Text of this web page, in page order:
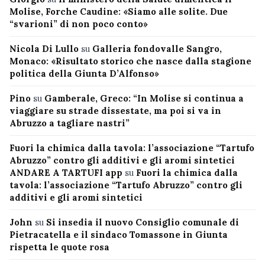
Molise, Forche Caudine: «Siamo alle solite. Due
“svarioni” di non poco conto»
Nicola Di Lullo su Galleria fondovalle Sangro,
Monaco: «Risultato storico che nasce dalla stagione
politica della Giunta D’Alfonso»
Pino su Gamberale, Greco: “In Molise si continua a
viaggiare su strade dissestate, ma poi si va in
Abruzzo a tagliare nastri”
Fuori la chimica dalla tavola: l’associazione “Tartufo
Abruzzo” contro gli additivi e gli aromi sintetici
ANDARE A TARTUFI app su Fuori la chimica dalla
tavola: l’associazione “Tartufo Abruzzo” contro gli
additivi e gli aromi sintetici
John su Si insedia il nuovo Consiglio comunale di
Pietracatella e il sindaco Tomassone in Giunta
rispetta le quote rosa